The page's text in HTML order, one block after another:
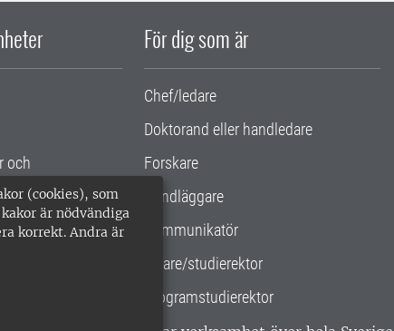
(cookies), som
är nödvändiga
korrekt. Andra är
och
För dig som är
Chef/ledare
Doktorand eller handledare
Forskare
Handläggare
Kommunikatör
Lärare/studierektor
Programstudierektor